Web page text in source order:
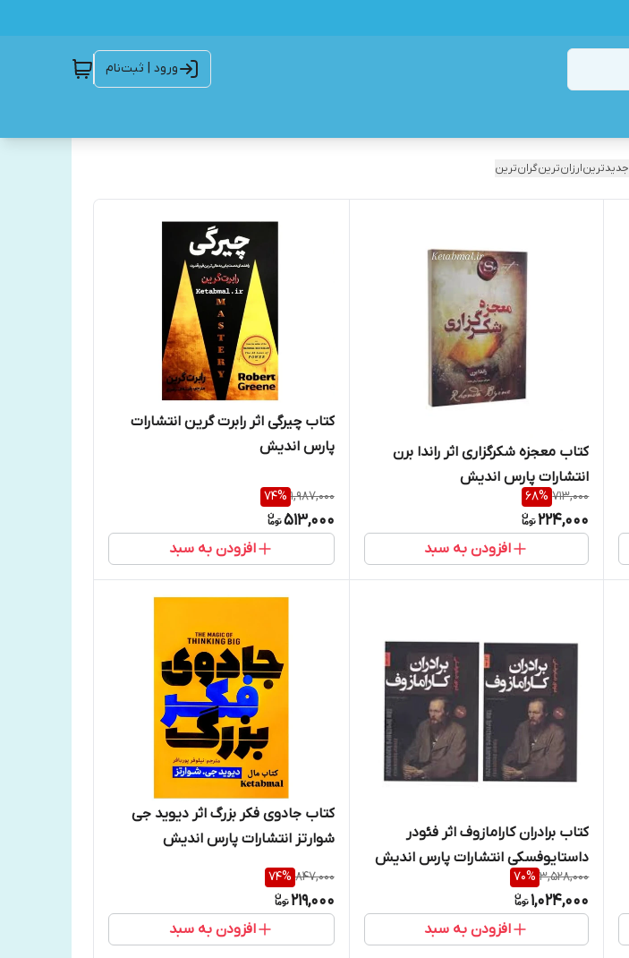
ورود | ثبت‌نام
جدیدترینارزان‌ترینگران‌ترین
کتاب معجزه شکرگزاری اثر راندا برن
انتشارات پارس اندیش
713,000
68%
224,000
افزودن به سبد
کتاب چیرگی اثر رابرت گرین انتشارات
پارس اندیش
1,987,000
74%
513,000
افزودن به سبد
کتاب برادران کارامازوف اثر فئودر
داستایوفسکی انتشارات پارس اندیش
دو جلدی
3,528,000
70%
1,024,000
افزودن به سبد
کتاب جادوی فکر بزرگ اثر دیوید جی
شوارتز انتشارات پارس اندیش
847,000
74%
219,000
افزودن به سبد